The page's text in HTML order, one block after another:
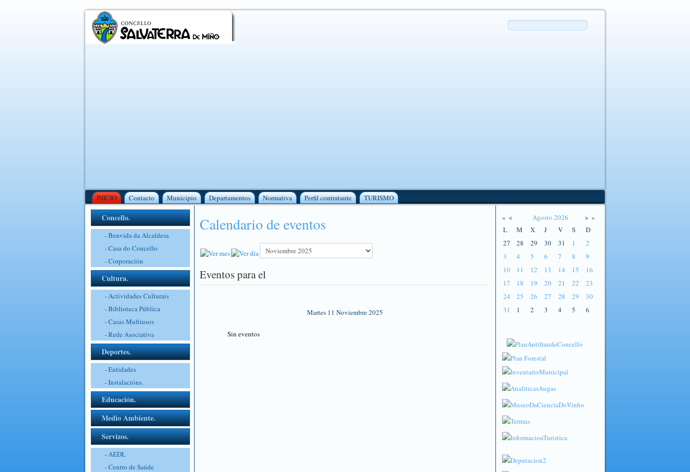
INICIO Contacto Municipio Departamentos Normativa Perfil contratante TURISMO
Concello.
- Benvida da Alcaldesa
- Casa do Concello
- Corporación
Cultura.
- Actividades Culturais
- Biblioteca Pública
- Casas Multiusos
- Rede Asociativa
Deportes.
- Entidades
- Instalacións.
Educación.
Medio Ambiente.
Servizos.
- AEDL
- Centro de Saúde
Calendario de eventos
Eventos para el
Martes 11 Noviembre 2025
Sin eventos
« < Agosto 2026 > »
L
M X J V S
D
27
28 29 30 31 1
2
3
4 5 6 7 8
9
10
11 12 13 14 15
16
17
18 19 20 21 22
23
24
25 26 27 28 29
30
31
1 2 3 4 5 6